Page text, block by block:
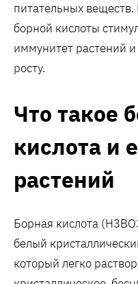
питательных
борной кислоты
иммунитет растений и
росту.
Что такое
кислота и
растений
Борная кислота
белый
который легко